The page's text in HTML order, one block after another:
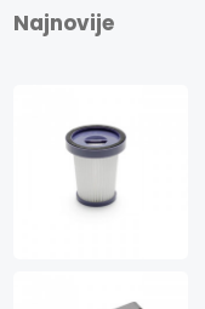
Najnovije